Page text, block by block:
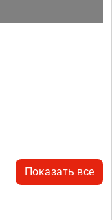
Показать все